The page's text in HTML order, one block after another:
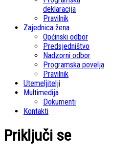
deklaracija
Pravilnik
Zajednica žena
Općinski odbor
Predsjedništvo
Nadzorni odbor
Programska povelja
Pravilnik
Utemeljitelji
Multimedija
Dokumenti
Kontakti
Priključi se